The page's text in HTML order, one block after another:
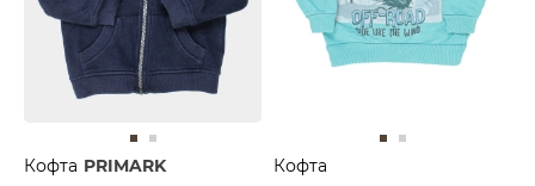
Кофта PRIMARK Кофта